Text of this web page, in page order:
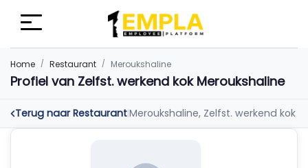
Home Restaurant Meroukshaline
Profiel van Zelfst. werkend kok Meroukshaline
Terug naar Restaurant|Meroukshaline, Zelfst. werkend kok